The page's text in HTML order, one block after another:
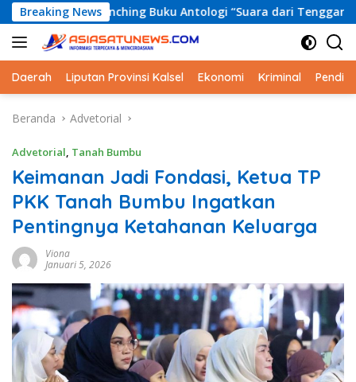
Langsung
ke
konten
Breaking News
Buku Antologi “Suara dari Tenggara”, Bupati Andi
Daerah Liputan Provinsi Kalsel Ekonomi Kriminal
Beranda Advetorial
Advetorial, Tanah Bumbu
Keimanan Jadi Fondasi, Ketua TP
PKK Tanah Bumbu Ingatkan
Pentingnya Ketahanan Keluarga
Viona
Januari 5, 2026